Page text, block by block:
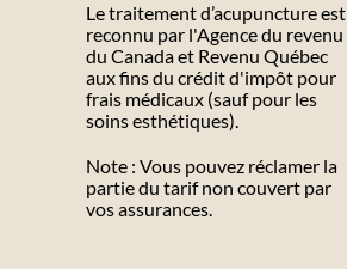
Le traitement d’acupuncture est
reconnu par l'Agence du revenu
du Canada et Revenu Québec
aux fins du crédit d'impôt pour
frais médicaux (sauf pour les
soins esthétiques).
Note : Vous pouvez réclamer la
partie du tarif non couvert par
vos assurances.